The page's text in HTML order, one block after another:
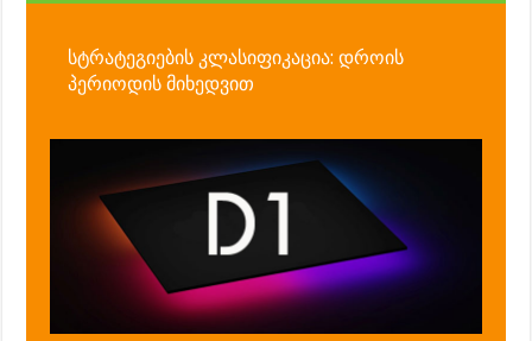
სტრატეგიების კლასიფიკაცია: დროის
პერიოდის მიხედვით